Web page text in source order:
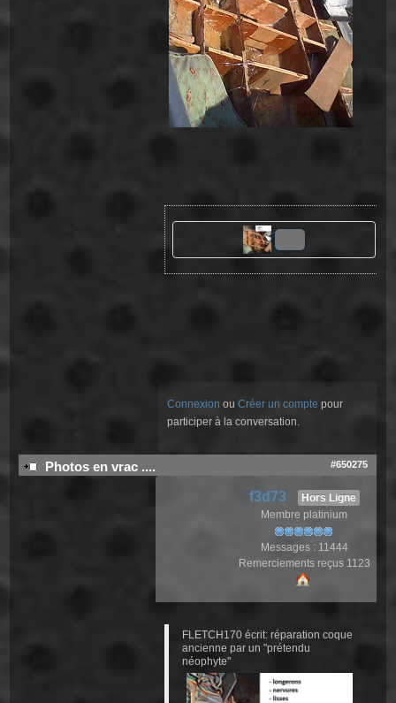
Connexion ouCréer un compte pour
participer à la conversation.
Photos en vrac .... #650275
f3d73
Hors Ligne
Membre platinium
Messages : 11444
Remerciements reçus 1123
FLETCH170 écrit: réparation coque
ancienne par un "prétendu
néophyte"